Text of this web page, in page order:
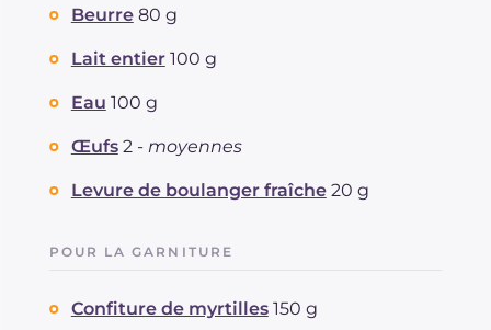
Beurre 80 g
Lait entier 100 g
Eau 100 g
Œufs 2 - moyennes
Levure de boulanger fraîche 20 g
POUR LA GARNITURE
Confiture de myrtilles 150 g